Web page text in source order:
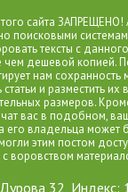
сайта
поисковыми
тексты с
чем дешевой копией.
нам сохранность
и разместить их
размеров.
вас в подобном,
его владельца может
этим постом
воровством
32, Индекс: